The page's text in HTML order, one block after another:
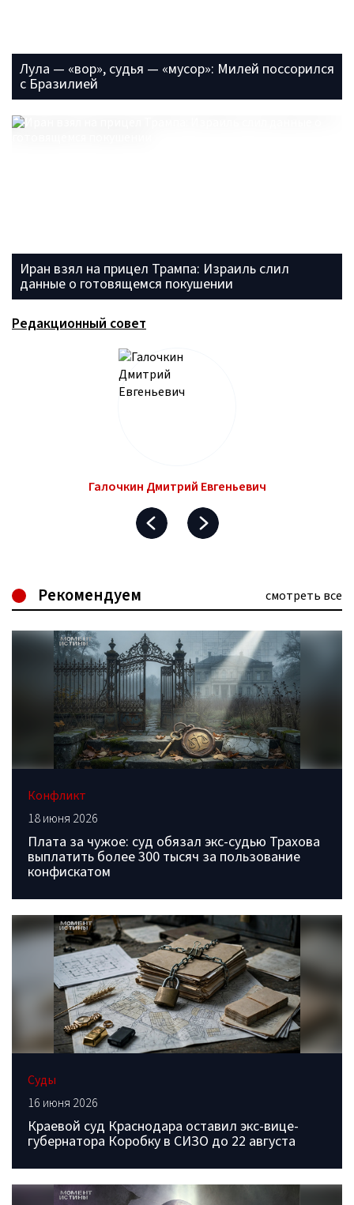
Лула — «вор», судья — «мусор»: Милей поссорился
с Бразилией
Иран взял на прицел Трампа: Израиль слил
данные о готовящемся покушении
Редакционный совет
Галочкин Дмитрий Евгеньевич
Рекомендуем смотреть все
Конфликт
18 июня 2026
Плата за чужое: суд обязал экс-судью Трахова
выплатить более 300 тысяч за пользование
конфискатом
Суды
16 июня 2026
Краевой суд Краснодара оставил экс-вице-
губернатора Коробку в СИЗО до 22 августа